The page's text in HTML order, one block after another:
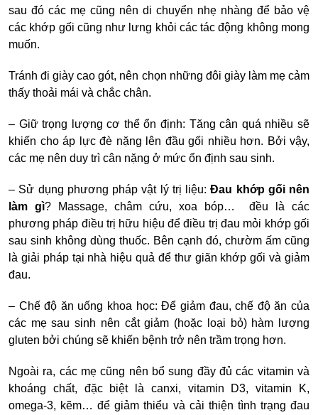
sau đó các mẹ cũng nên di chuyển nhẹ nhàng để bảo vệ
các khớp gối cũng như lưng khỏi các tác động không mong
muốn.
Tránh đi giày cao gót, nên chọn những đôi giày làm mẹ cảm
thấy thoải mái và chắc chân.
– Giữ trọng lượng cơ thể ổn định: Tăng cân quá nhiều sẽ
khiến cho áp lực đè nặng lên đầu gối nhiều hơn. Bởi vậy,
các mẹ nên duy trì cân nặng ở mức ổn định sau sinh.
– Sử dụng phương pháp vật lý trị liệu:Đau khớp gối nên
làm gì? Massage, châm cứu, xoa bóp… đều là các
phương pháp điều trị hữu hiệu để điều trị đau mỏi khớp gối
sau sinh không dùng thuốc. Bên cạnh đó, chườm ấm cũng
là giải pháp tại nhà hiệu quả để thư giãn khớp gối và giảm
đau.
– Chế độ ăn uống khoa học: Để giảm đau, chế độ ăn của
các mẹ sau sinh nên cắt giảm (hoặc loại bỏ) hàm lượng
gluten bởi chúng sẽ khiến bệnh trở nên trầm trọng hơn.
Ngoài ra, các mẹ cũng nên bổ sung đầy đủ các vitamin và
khoáng chất, đặc biệt là canxi, vitamin D3, vitamin K,
omega-3, kẽm… để giảm thiểu và cải thiện tình trạng đau